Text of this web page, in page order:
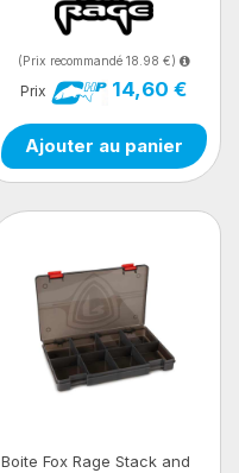
(Prix recommandé 18.98 €)
Prix 14,60 €
Ajouter au panier
Boite Fox Rage Stack and